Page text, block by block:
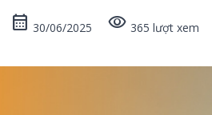
calendar_month 30/06/2025 visibility 365 lượt xem